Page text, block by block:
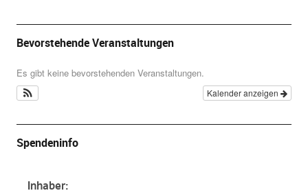
Bevorstehende Veranstaltungen
Es gibt keine bevorstehenden Veranstaltungen.
Kalender anzeigen
Spendeninfo
Inhaber: